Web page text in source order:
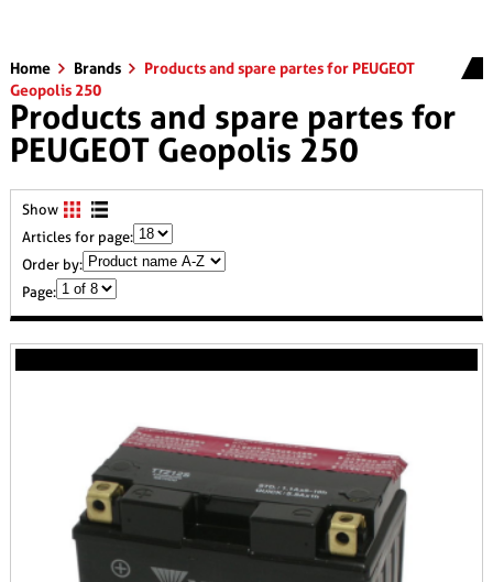
Home Brands
Products and spare partes for PEUGEOT
Geopolis 250
Products and spare partes for
PEUGEOT Geopolis 250
Show
Articles for page:
Order by:
Page: